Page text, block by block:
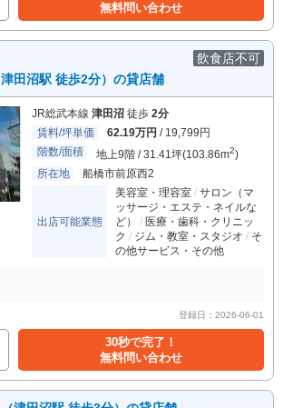
無料問い合わせ
飲食店不可
田沼駅 徒歩2分）の貸店舗
JR総武本線 津田沼 徒歩 2分
賃料/坪単価
62.19万円 / 19,799円
階数/面積
地上9階 / 31.41坪(103.86m2)
所在地
船橋市前原西2
出店可能業態
美容室・理容室
サロン（マ
ッサージ・エステ・ネイルな
ど）
医療・歯科・クリニッ
ク
ジム・教室・スタジオ
そ
の他サービス・その他
登録日：2026-06-01
30秒で完了！
無料問い合わせ